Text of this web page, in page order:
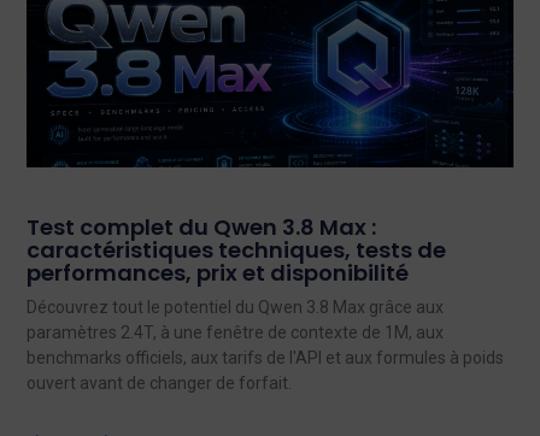
Test complet du Qwen 3.8 Max :
caractéristiques techniques, tests de
performances, prix et disponibilité
Découvrez tout le potentiel du Qwen 3.8 Max grâce aux
paramètres 2.4T, à une fenêtre de contexte de 1M, aux
benchmarks officiels, aux tarifs de l'API et aux formules à poids
ouvert avant de changer de forfait.